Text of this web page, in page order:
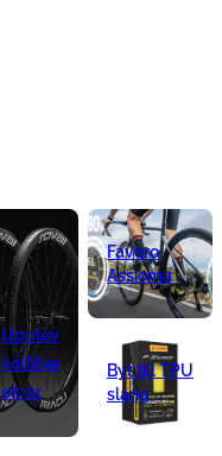
Upplev
kolfiber
ekrar
Favero
Assioma
Byt till TPU
slang